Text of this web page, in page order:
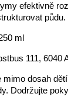
efektivně
půdu.
ml
111, 6040
mimo dosah
Dodržujte